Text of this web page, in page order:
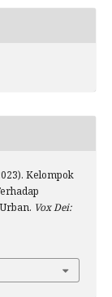
Kelompok
Vox Dei: